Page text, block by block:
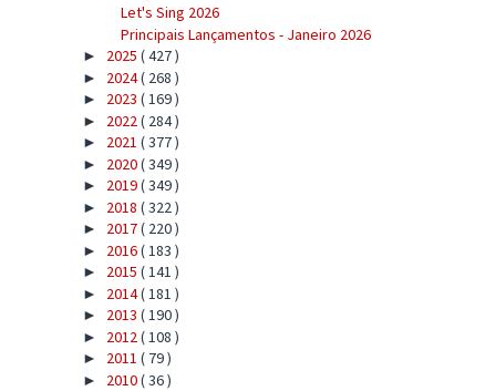
Let's Sing 2026
Principais Lançamentos - Janeiro 2026
► 2025 ( 427 )
► 2024( 268 )
► 2023 ( 169 )
► 2022( 284 )
► 2021 ( 377 )
► 2020( 349 )
► 2019( 349 )
► 2018 ( 322 )
► 2017( 220 )
► 2016( 183 )
► 2015 ( 141 )
► 2014( 181 )
► 2013 ( 190 )
► 2012( 108 )
► 2011 ( 79 )
► 2010( 36 )